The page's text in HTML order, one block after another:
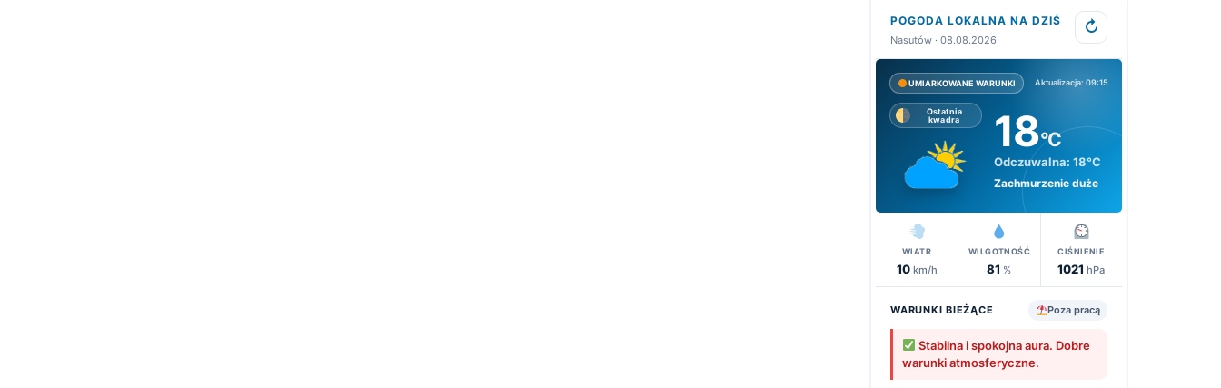
POGODA LOKALNA NA DZIŚ
Nasutów · 08.08.2026
↻
UMIARKOWANE WARUNKI Aktualizacja: 09:15
Ostatnia
kwadra
18°C
Odczuwalna: 18°C
Zachmurzenie duże
WIATR
10km/h
WILGOTNOŚĆ
81 %
CIŚNIENIE
1021 hPa
WARUNKI BIEŻĄCE Poza pracą
Stabilna i spokojna aura. Dobre
warunki atmosferyczne.